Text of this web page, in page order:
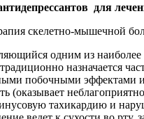
для
одним из наиболее
назначается
побочными эффектами
(оказывает
тахикардию и